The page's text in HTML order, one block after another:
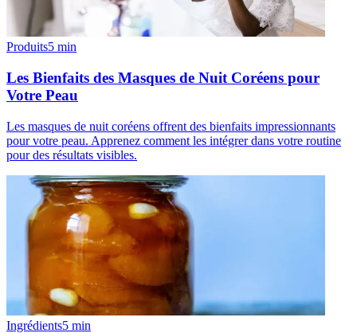
Produits5 min
Les Bienfaits des Masques de Nuit Coréens pour
Votre Peau
Les masques de nuit coréens offrent des bienfaits impressionnants
pour votre peau. Apprenez comment les intégrer dans votre routine
pour des résultats visibles.
Ingrédients5 min